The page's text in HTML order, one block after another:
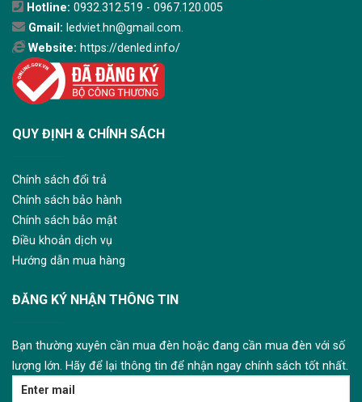
Hotline: 0932.312.519 - 0967.120.005
Gmail: ledviet.hn@gmail.com.
Website: https://denled.info/
QUY ĐỊNH & CHÍNH SÁCH
Chính sách đổi trả
Chính sách bảo hành
Chính sách bảo mật
Điều khoản dịch vụ
Hướng dẫn mua hàng
ĐĂNG KÝ NHẬN THÔNG TIN
Bạn thường xuyên cần mua đèn hoặc đang cần mua đèn với số
lượng lớn. Hãy để lại thông tin để nhận ngay chính sách tốt nhất.